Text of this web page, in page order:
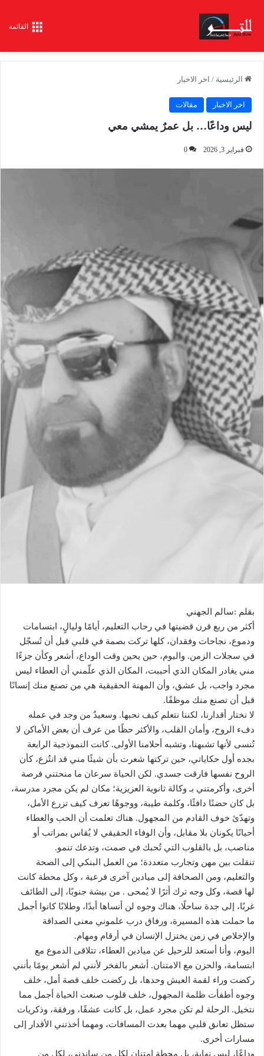
القائمة
الرئيسية / اخر الاخبار
اخر الاخبار مقالات
ليس وداعًا… بل عمرٌ يمشي معي
فبراير 3, 2026 0
بقلم :سالم الجهني
أكثر من ربع قرن قضيتها في رحاب التعليم، أيامًا وليالٍ، ابتسامات
ودموع، نجاحات وفقدان، كلها تركت بصمة في قلبي قبل أن تُسجّل
في سجلات الزمن. واليوم، حين يحين وقت الوداع، أشعر وكأن جزءًا
مني يغادر المكان الذي أحببت، المكان الذي علّمني أن العطاء ليس
مجرد واجب، بل عشق، وأن المهنة الحقيقية هي من تصنع منك إنسانًا
قبل أن تصنع منك موظفًا.
لا نختار أقدارنا، لكننا نتعلم كيف نحبها. وسعيدٌ من وجد في عمله
دفء الروح، وأمان القلب، والأكثر حظًا من عرف أن بعض الأماكن لا
تُنسى لأنها تشبهنا، وتشبه أحلامنا الأولى. كانت النموذجية الرابعة
بجده أول حكاياتي، حين تركتها شعرت بأن شيئًا مني قد انتُزع، كأن
الروح نفسها فارقت جسدي. لكن الحياة سرعان ما منحتني فرصة
أخرى، وأكرمتني بـ وكالة ثانوية العزيزية؛ مكان لم يكن مجرد مدرسة،
بل كان حضنًا دافئًا، وكلمة طيبة، ووجوهًا تعرف كيف تزرع الأمل،
وتهدّئ خوف القادم من المجهول. هناك تعلمت أن الحب والعطاء
أحيانًا يكونان بلا مقابل، وأن الوفاء الحقيقي لا يُقاس بمراتب أو
مناصب، بل بالقلوب التي تُحبك في صمت، وتدعك تنمو.
تنقلت بين مهن وتجارب متعددة؛ من العمل البنكي إلى الصحة
والتعليم، ومن الصحافة إلى ميادين آخرى فرعية ، وكل محطة كانت
لها قصة، وكل وجه ترك أثرًا لا يُمحى . من بيشة جنوبًا، إلى الطائف
غربًا، إلى جدة ساحلًا، هناك وجوه لن أنساها أبدًا، وطلابًا كانوا أجمل
ما حملت هذه المسيرة، ورفاق درب علموني معنى الصداقة
والإخلاص في زمن يختزل الإنسان في أرقام ومهام.
اليوم، وأنا أستعد للرحيل عن ميادين العطاء، تتلاقى الدموع مع
ابتسامة، والحزن مع الامتنان. أشعر بالفخر لأنني لم أشعر يومًا بأنني
ركضت وراء لقمة العيش وحدها، بل ركضت خلف قصة أمل، خلف
وجوه أطفأت ظلمة المجهول، خلف قلوب صنعت الحياة أجمل مما
نتخيل. الرحلة لم تكن مجرد عمل، بل كانت عشقًا، ورفقة، وذكريات
ستظل تعانق قلبي مهما بعدت المسافات، ومهما أخذتني الأقدار إلى
مسارات أخرى.
وداعًا، ليس نهاية، بل محطة امتنان لكل من ساندني، لكل من